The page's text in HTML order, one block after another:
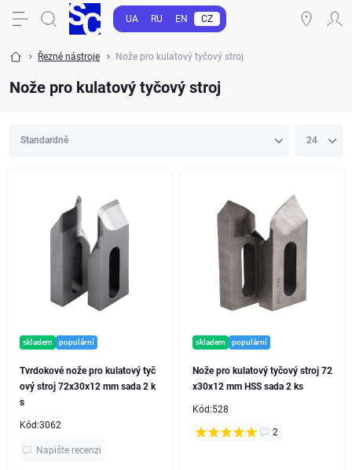
UA RU EN CZ
Řezné nástroje Nože pro kulatový tyčový stroj
Nože pro kulatový tyčový stroj
skladem populární
Tvrdokové nože pro kulatový tyč
ový stroj 72x30x12 mm sada 2 k
s
Kód:3062
Napište recenzi
skladem populární
Nože pro kulatový tyčový stroj 72
x30x12 mm HSS sada 2 ks
Kód:528
2